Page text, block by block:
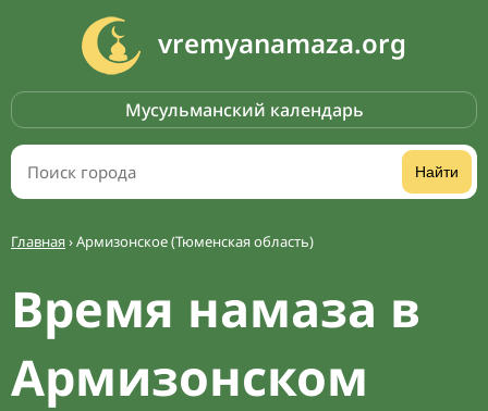
vremyanamaza.org
Мусульманский календарь
Найти
Главная›Армизонское (Тюменская область)
Время намаза в
Армизонском